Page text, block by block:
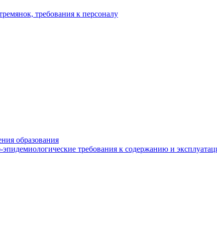
требования к персоналу
образования
требования к содержанию и